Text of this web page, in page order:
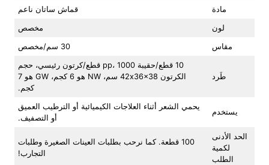
مادة قماش ساتان ناعم
لون مخصص
مقاس 30 سم/مخصص
طَرد
10 قطع/حقيبة pp، 1000 قطع/كرتون رئيسي، حجم
الكرتون 42x36x38 سم، NW هو 6 كجم، GW هو 7
كجم.
يستخدم
يحمي الشعر أثناء العلاجات الكيميائية أو الترطيب العميق
أو التصفيف.
الحد الأدنى
لكمية
الطلب
100 قطعة. كما نرحب بطلبات العينات الصغيرة وطلبات
التجارب!